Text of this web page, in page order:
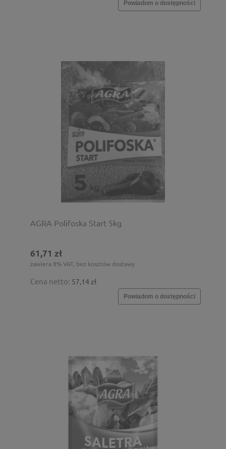
Powiadom o dostępności
AGRA Polifoska Start 5kg
61,71 zł
zawiera 8% VAT, bez kosztów dostawy
Cena netto: 57,14 zł
Powiadom o dostępności